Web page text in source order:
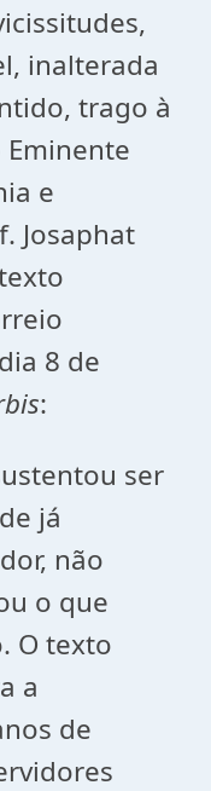
inalterada
trago à
e
Josaphat
8 de
:
ser
já
não
o que
O texto
a
de